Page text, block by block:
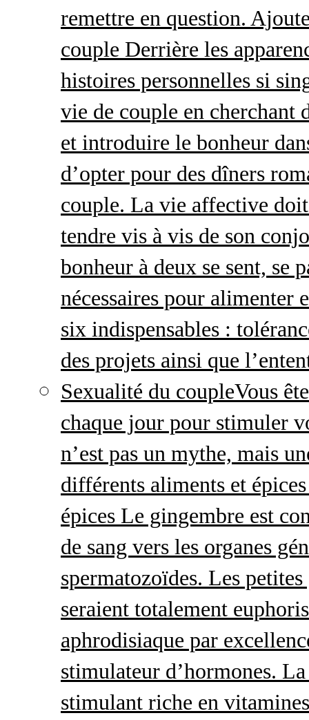
remettre en question.
couple Derrière les
histoires personnelles si
vie de couple en cherchant
et introduire le bonheur
d’opter pour des dîners
couple. La vie affective
tendre vis à vis de son
bonheur à deux se sent, se
nécessaires pour alimenter
six indispensables :
des projets ainsi que
Sexualité du coupleVous
chaque jour pour stimuler
n’est pas un mythe, mais
différents aliments et
épices Le gingembre est
de sang vers les organes
spermatozoïdes. Les
seraient totalement
aphrodisiaque par
stimulateur d’hormones.
stimulant riche en